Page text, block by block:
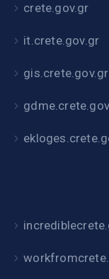
crete.gov.gr
it.crete.gov.gr
gis.crete.gov.gr